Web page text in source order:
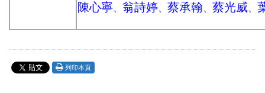
陳心寧、 翁詩婷、 蔡承翰、 蔡光威、
列印本頁